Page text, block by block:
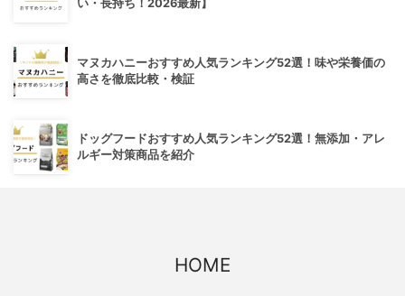
い・長持ち！2026最新】
マヌカハニーおすすめ人気ランキング52選！味や栄養価の
高さを徹底比較・検証
ドッグフードおすすめ人気ランキング52選！無添加・アレ
ルギー対策商品を紹介
HOME